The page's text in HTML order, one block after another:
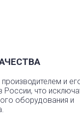
и
России, что
оборудования и